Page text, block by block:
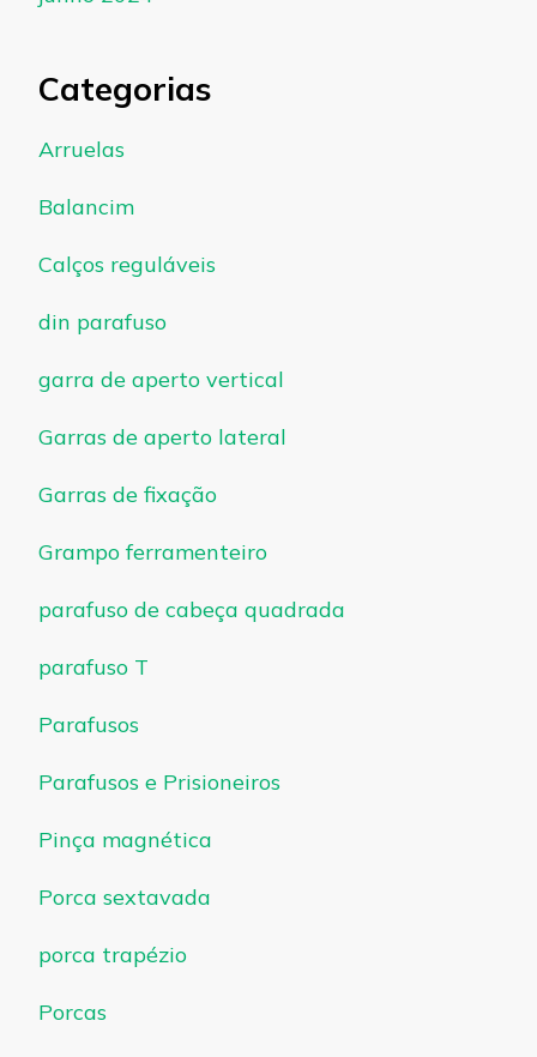
Categorias
Arruelas
Balancim
Calços reguláveis
din parafuso
garra de aperto vertical
Garras de aperto lateral
Garras de fixação
Grampo ferramenteiro
parafuso de cabeça quadrada
parafuso T
Parafusos
Parafusos e Prisioneiros
Pinça magnética
Porca sextavada
porca trapézio
Porcas